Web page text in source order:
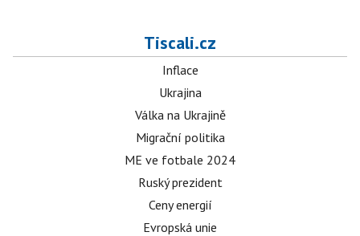
Tiscali.cz
Inflace
Ukrajina
Válka na Ukrajině
Migrační politika
ME ve fotbale 2024
Ruský prezident
Ceny energií
Evropská unie